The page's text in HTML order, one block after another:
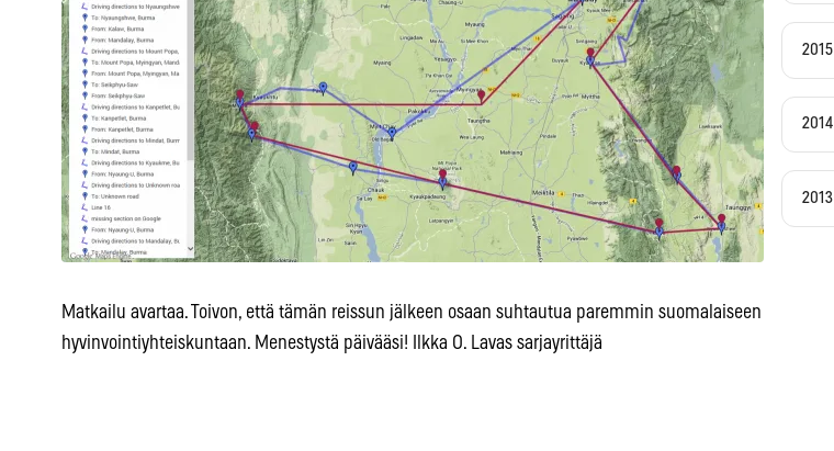
Matkailu avartaa. Toivon, että tämän reissun jälkeen osaan suhtautua paremmin suomalaiseen
hyvinvointiyhteiskuntaan. Menestystä päivääsi! Ilkka O. Lavas sarjayrittäjä
2015
2014
2013